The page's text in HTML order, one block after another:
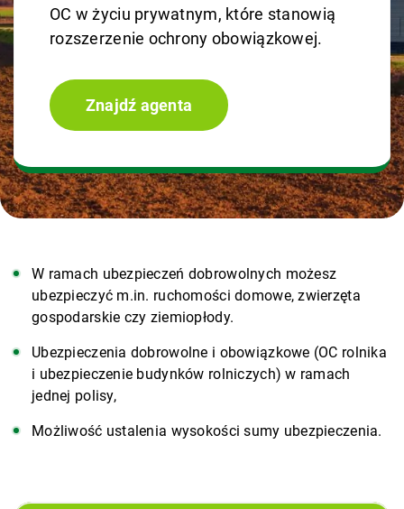
OC w życiu prywatnym, które stanowią
rozszerzenie ochrony obowiązkowej.
Znajdź agenta
W ramach ubezpieczeń dobrowolnych możesz
ubezpieczyć m.in. ruchomości domowe, zwierzęta
gospodarskie czy ziemiopłody.
Ubezpieczenia dobrowolne i obowiązkowe (OC rolnika
i ubezpieczenie budynków rolniczych) w ramach
jednej polisy,
Możliwość ustalenia wysokości sumy ubezpieczenia.